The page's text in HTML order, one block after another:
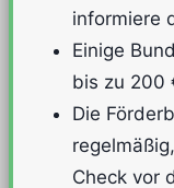
informiere
Einige
bis zu 200
Die
Check vor